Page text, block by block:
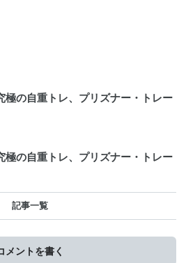
極の自重トレ、プリズナー・トレー
極の自重トレ、プリズナー・トレー
記事一覧
メントを書く